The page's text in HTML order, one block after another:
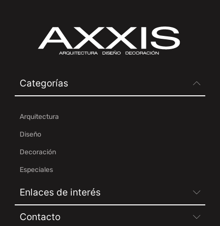
Categorías
Arquitectura
Diseño
Decoración
Especiales
Enlaces de interés
Contacto